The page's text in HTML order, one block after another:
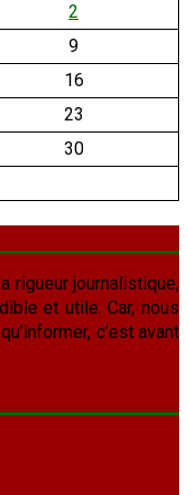
2
9
16
23
30
rigueur journalistique,
et utile. Car, nous
c’est avant